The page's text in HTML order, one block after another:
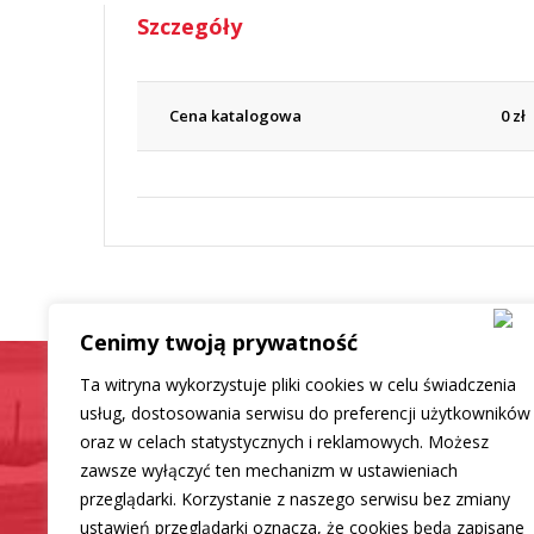
Cenimy twoją prywatność
Ta witryna wykorzystuje pliki cookies w celu świadczenia
usług, dostosowania serwisu do preferencji użytkowników
oraz w celach statystycznych i reklamowych. Możesz
zawsze wyłączyć ten mechanizm w ustawieniach
przeglądarki. Korzystanie z naszego serwisu bez zmiany
ustawień przeglądarki oznacza, że cookies będą zapisane
Szczegóły
Cena katalogowa 0zł
Samochód jak